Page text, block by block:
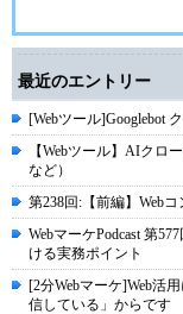
最近のエントリー
[Webツール]Googlebot
【Webツール】AIクロ
など）
第238回:【前編】Web
WebマーケPodcast 第
ける実務ポイント
[2分Webマーケ]Web活
信している」からです